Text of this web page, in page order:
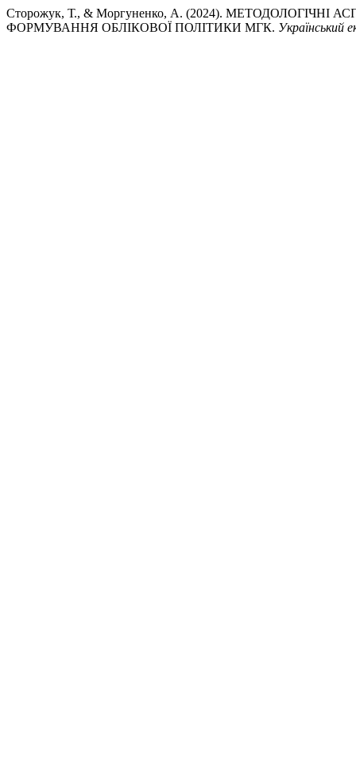
Сторожук, Т., & Моргуненко, А. (2024).
ФОРМУВАННЯ ОБЛІКОВОЇ ПОЛІТИКИ МГК. Український